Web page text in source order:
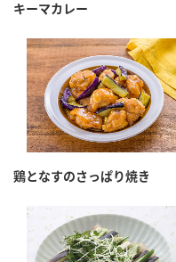
業務用サイト ミツカングル
キーマカレー
鶏となすのさっぱり焼き